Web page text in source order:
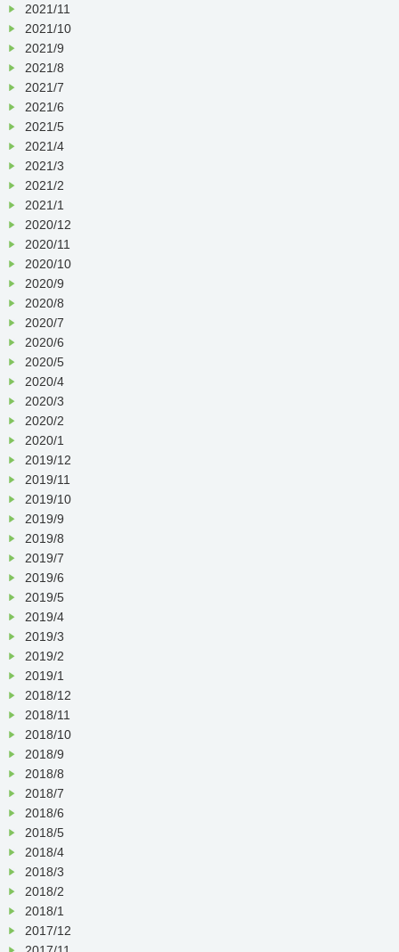
2021/11
2021/10
2021/9
2021/8
2021/7
2021/6
2021/5
2021/4
2021/3
2021/2
2021/1
2020/12
2020/11
2020/10
2020/9
2020/8
2020/7
2020/6
2020/5
2020/4
2020/3
2020/2
2020/1
2019/12
2019/11
2019/10
2019/9
2019/8
2019/7
2019/6
2019/5
2019/4
2019/3
2019/2
2019/1
2018/12
2018/11
2018/10
2018/9
2018/8
2018/7
2018/6
2018/5
2018/4
2018/3
2018/2
2018/1
2017/12